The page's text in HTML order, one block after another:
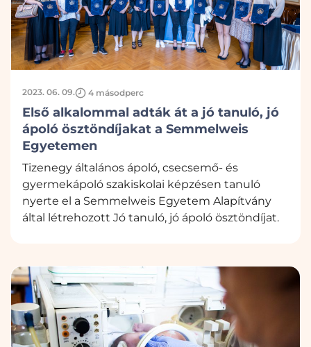
2023. 06. 09. 4 másodperc
Első alkalommal adták át a jó tanuló, jó
ápoló ösztöndíjakat a Semmelweis
Egyetemen
Tizenegy általános ápoló, csecsemő- és
gyermekápoló szakiskolai képzésen tanuló
nyerte el a Semmelweis Egyetem Alapítvány
által létrehozott Jó tanuló, jó ápoló ösztöndíjat.